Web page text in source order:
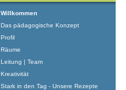
Willkommen
Das pädagogische Konzept
Profil
Räume
Leitung | Team
Kreativität
Stark in den Tag - Unsere Rezepte